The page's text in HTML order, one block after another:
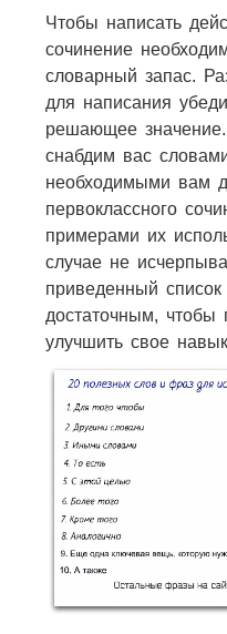
Чтобы написать
сочинение
словарный запас.
для написания
решающее
снабдим вас
необходимыми вам
первоклассного
примерами их
случае не
приведенный
достаточным,
улучшить свое